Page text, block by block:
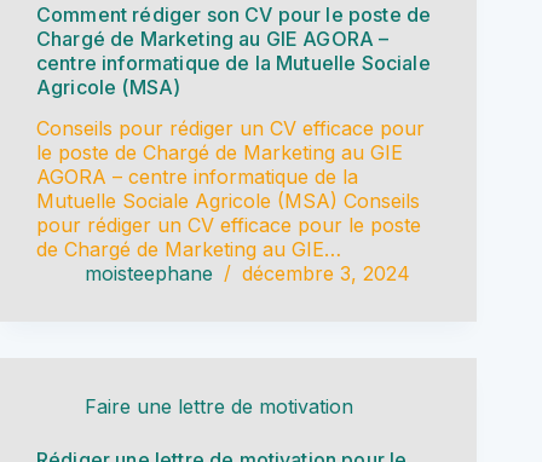
Comment rédiger son CV pour le poste de
Chargé de Marketing au GIE AGORA –
centre informatique de la Mutuelle Sociale
Agricole (MSA)
Conseils pour rédiger un CV efficace pour
le poste de Chargé de Marketing au GIE
AGORA – centre informatique de la
Mutuelle Sociale Agricole (MSA) Conseils
pour rédiger un CV efficace pour le poste
de Chargé de Marketing au GIE…
moisteephane
décembre 3, 2024
Faire une lettre de motivation